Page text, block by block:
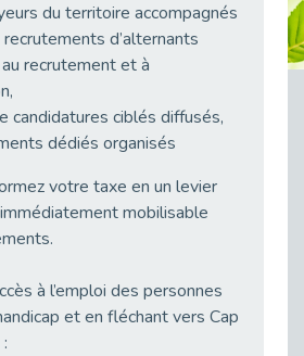
[RETOUR SUR] Une session de recrutement inclusive réussie à Asnières !
Recrutement et Handicap : Et si vous testiez avant de vous engager ?
du territoire accompagnés
d’alternants
recrutement et à
candidatures ciblés diffusés,
dédiés organisés
votre taxe en un levier
mobilisable
à l’emploi des personnes
et en fléchant vers Cap